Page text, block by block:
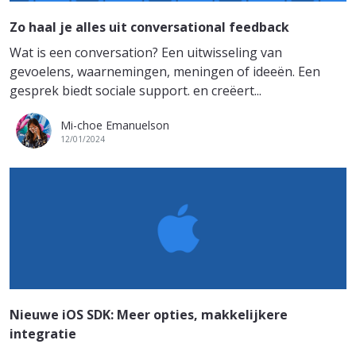
Zo haal je alles uit conversational feedback
Wat is een conversation? Een uitwisseling van
gevoelens, waarnemingen, meningen of ideeën. Een
gesprek biedt sociale support. en creëert...
Mi-choe Emanuelson
12/01/2024
Nieuwe iOS SDK: Meer opties, makkelijkere
integratie